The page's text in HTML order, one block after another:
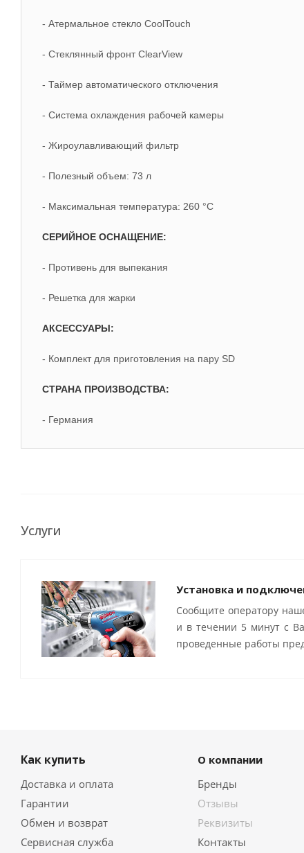
- Атермальное стекло CoolTouch
- Стеклянный фронт ClearView
- Таймер автоматического отключения
- Система охлаждения рабочей камеры
- Жироулавливающий фильтр
- Полезный объем: 73 л
- Максимальная температура: 260 °C
СЕРИЙНОЕ ОСНАЩЕНИЕ:
- Противень для выпекания
- Решетка для жарки
АКСЕССУАРЫ:
- Комплект для приготовления на пару SD
СТРАНА ПРОИЗВОДСТВА:
- Германия
Услуги
Установка и
Сообщите оператору
и в течении 5 минут с
проведенные работы
Как купить
Доставка и оплата
Гарантии
Обмен и возврат
Сервисная служба
О компании
Бренды
Отзывы
Реквизиты
Контакты